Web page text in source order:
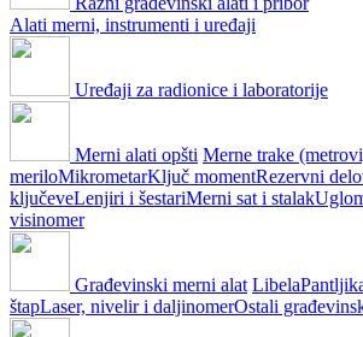
Alati merni, instrumenti i uređaji
Uređaji za radionice i laboratorije
Merni alati opšti Merne trake
meriloMikrometarKljuč momentRezervni
ključeveLenjiri i šestariMerni sat i stalak
visinomer
Građevinski merni alat Libela
štapLaser, nivelir i daljinomerOstali